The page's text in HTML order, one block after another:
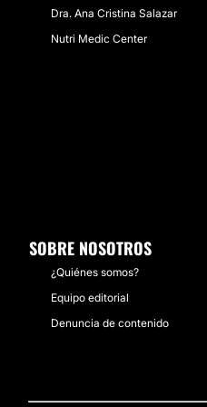
Dra. Ana Cristina Salazar
Nutri Medic Center
SOBRE NOSOTROS
¿Quiénes somos?
Equipo editorial
Denuncia de contenido